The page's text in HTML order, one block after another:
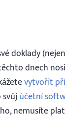
doklady
dnech
vytvořit
účetní
​​nemusíte